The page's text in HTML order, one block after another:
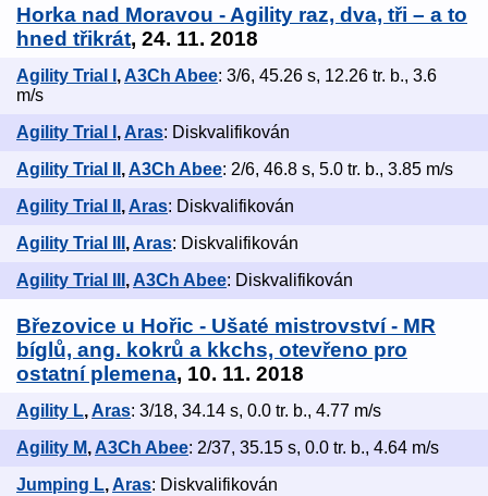
Horka nad Moravou - Agility raz, dva, tři – a to
hned třikrát, 24. 11. 2018
Agility Trial I ,A3Ch Abee: 3/6, 45.26 s, 12.26 tr. b., 3.6
m/s
Agility Trial I , Aras: Diskvalifikován
Agility Trial II ,A3Ch Abee: 2/6, 46.8 s, 5.0 tr. b., 3.85 m/s
Agility Trial II , Aras: Diskvalifikován
Agility Trial III ,Aras: Diskvalifikován
Agility Trial III , A3Ch Abee: Diskvalifikován
Březovice u Hořic - Ušaté mistrovství - MR
bíglů, ang. kokrů a kkchs, otevřeno pro
ostatní plemena, 10. 11. 2018
Agility L,Aras: 3/18, 34.14 s, 0.0 tr. b., 4.77 m/s
Agility M, A3Ch Abee: 2/37, 35.15 s, 0.0 tr. b., 4.64 m/s
Jumping L,Aras: Diskvalifikován